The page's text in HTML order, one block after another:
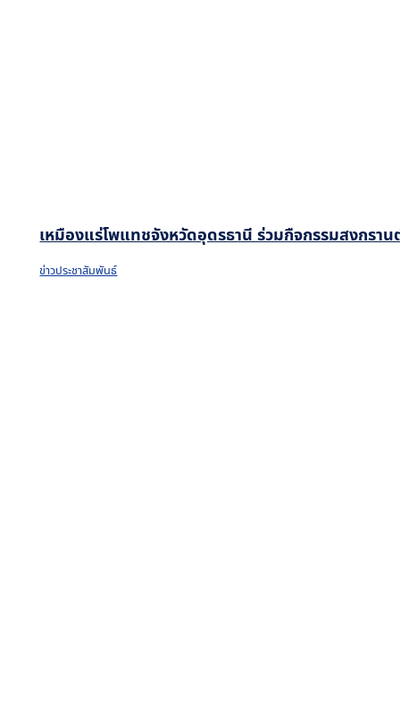
เหมืองแร่โพแทชจังหวัดอุดรธานี ร่วมกืจกรรมสงกรา
ข่าวประชาสัมพันธ์